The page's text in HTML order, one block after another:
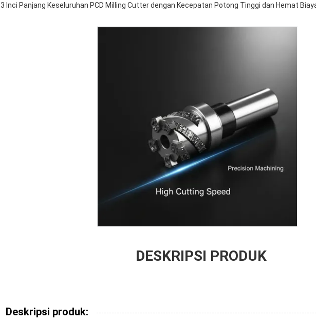
3 Inci Panjang Keseluruhan PCD Milling Cutter dengan Kecepatan Potong Tinggi dan Hemat
DESKRIPSI PRODUK
Deskripsi produk: